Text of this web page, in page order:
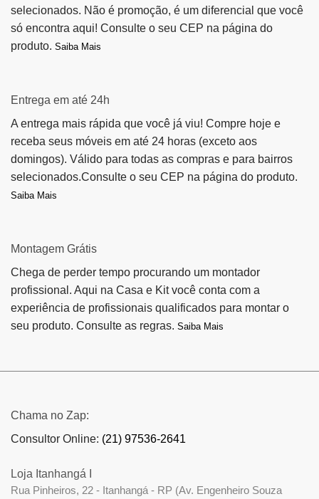
selecionados. Não é promoção, é um diferencial que você
só encontra aqui! Consulte o seu CEP na página do
produto. Saiba Mais
Entrega em até 24h
A entrega mais rápida que você já viu! Compre hoje e
receba seus móveis em até 24 horas (exceto aos
domingos). Válido para todas as compras e para bairros
selecionados.Consulte o seu CEP na página do produto.
Saiba Mais
Montagem Grátis
Chega de perder tempo procurando um montador
profissional. Aqui na Casa e Kit você conta com a
experiência de profissionais qualificados para montar o
seu produto. Consulte as regras. Saiba Mais
Chama no Zap:
Consultor Online: (21) 97536-2641
Loja Itanhangá I
Rua Pinheiros, 22 - Itanhangá - RP (Av. Engenheiro Souza